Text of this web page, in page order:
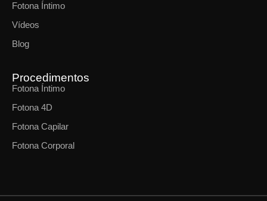
Fotona Íntimo
Vídeos
Blog
Procedimentos
Fotona Íntimo
Fotona 4D
Fotona Capilar
Fotona Corporal